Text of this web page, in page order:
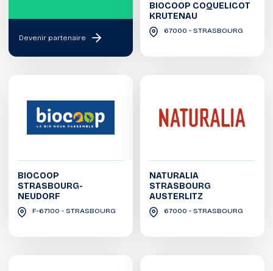
Devenir partenaire
BIOCOOP COQUELICOT
KRUTENAU
67000 - STRASBOURG
BIOCOOP
STRASBOURG-
NEUDORF
F-67100 - STRASBOURG
NATURALIA
STRASBOURG
AUSTERLITZ
67000 - STRASBOURG